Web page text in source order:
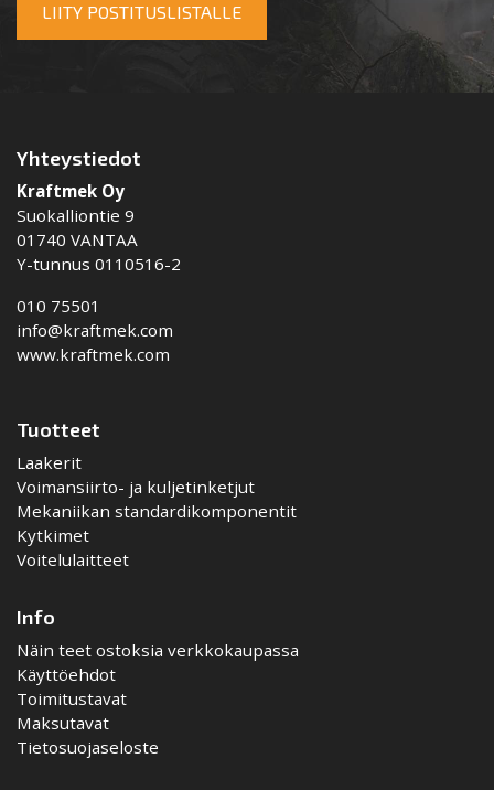
LIITY POSTITUSLISTALLE
Yhteystiedot
Kraftmek Oy
Suokalliontie 9
01740 VANTAA
Y-tunnus 0110516-2
010 75501
info@kraftmek.com
www.kraftmek.com
Tuotteet
Laakerit
Voimansiirto- ja kuljetinketjut
Mekaniikan standardikomponentit
Kytkimet
Voitelulaitteet
Info
Näin teet ostoksia verkkokaupassa
Käyttöehdot
Toimitustavat
Maksutavat
Tietosuojaseloste